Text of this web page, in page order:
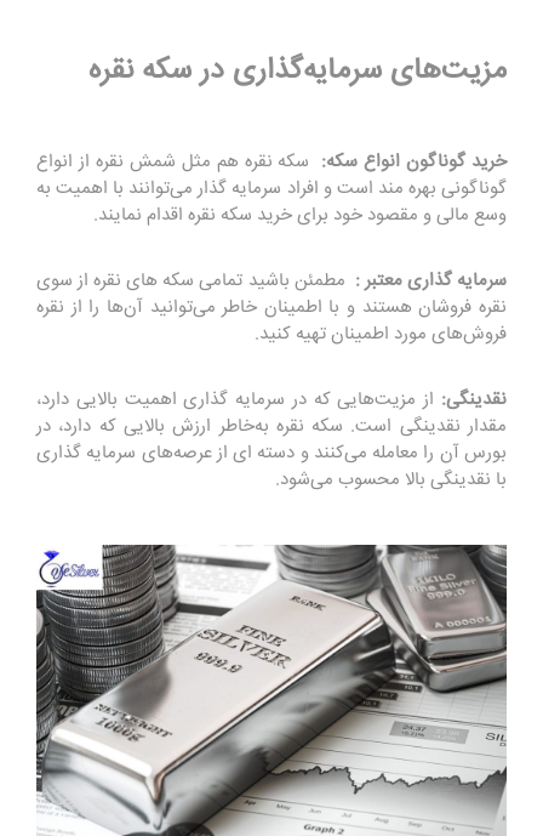
مزیت‌های سرمایه‌گذاری در سکه نقره
خرید گوناگون انواع سکه: سکه نقره هم مثل شمش نقره از انواع
گوناگونی بهره مند است و افراد سرمایه گذار می‌توانند با اهمیت به
وسع مالی و مقصود خود برای خرید سکه نقره اقدام نمایند.
سرمایه گذاری معتبر : مطمئن باشید تمامی سکه های نقره از سوی
نقره فروشان هستند و با اطمینان خاطر می‌توانید آن‌ها را از نقره
فروش‌های مورد اطمینان تهیه کنید.
نقدینگی: از مزیت‌هایی که در سرمایه گذاری اهمیت بالایی دارد،
مقدار نقدینگی است. سکه نقره به‌خاطر ارزش بالایی که دارد، در
بورس آن را معامله می‌کنند و دسته ای از عرصه‌های سرمایه گذاری
با نقدینگی بالا محسوب می‌شود.